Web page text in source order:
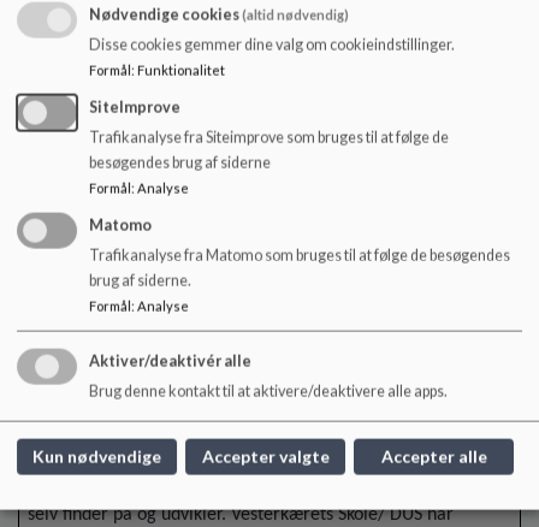
kropssprog og på den måde formidle følelser og oplevelser.
Udover dette skal børnene lære at bruge sproget til
forhandlinger og løsninger af konflikter. Her er det de voksnes
fornemmeste opgave at støtte og vejlede i leg og konflikter,
så vi hele tiden står på sidelinjen.
Sundhed, krop og bevægelse:
Alle børn er aktiv deltagende i fysiske aktiviteter.
DUS skal arbejde systematisk med udvikling af børns
DUS skal lære børnene vedholdenhed gennem
I DUSSEN findes bevægelse i mange former. Det findes i de
planlagte aktiviteter vi stiller op for børnene i det daglige liv i
selv finder på og udvikler. Vesterkærets Skole/ DUS har
Nødvendige cookies(altid nødvendig)
Disse cookies gemmer dine valg om cookieindstillinger.
Formål: Funktionalitet
SiteImprove
Trafikanalyse fra Siteimprove som bruges til at følge de
besøgendes brug af siderne
Formål: Analyse
Matomo
Trafikanalyse fra Matomo som bruges til at følge de besøgendes
brug af siderne.
Formål: Analyse
Aktiver/deaktivér alle
Brug denne kontakt til at aktivere/deaktivere alle apps.
Kun nødvendige Accepter valgte Accepter alle